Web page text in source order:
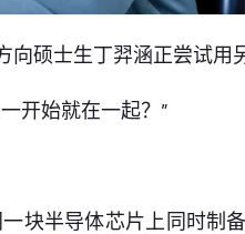
硕士生丁羿涵正尝试用
开始就在一起？”
块半导体芯片上同时制